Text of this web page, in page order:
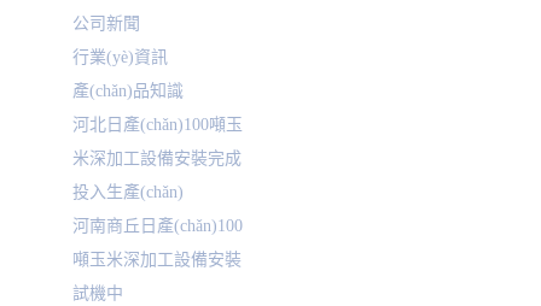
公司新聞
行業(yè)資訊
產(chǎn)品知識
河北日產(chǎn)100噸玉
米深加工設備安裝完成
投入生產(chǎn)
河南商丘日產(chǎn)100
噸玉米深加工設備安裝
試機中